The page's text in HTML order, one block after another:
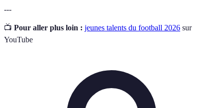
---
📺 Pour aller plus loin : jeunes talents du football 2026 sur
YouTube